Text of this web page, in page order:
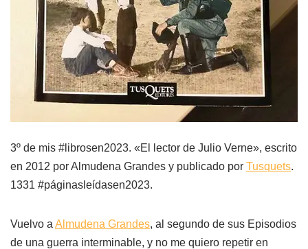
3º de mis #librosen2023. «El lector de Julio Verne», escrito
en 2012 por Almudena Grandes y publicado por Tusquets.
1331 #páginasleídasen2023.
Vuelvo a Almudena Grandes, al segundo de sus Episodios
de una guerra interminable, y no me quiero repetir en